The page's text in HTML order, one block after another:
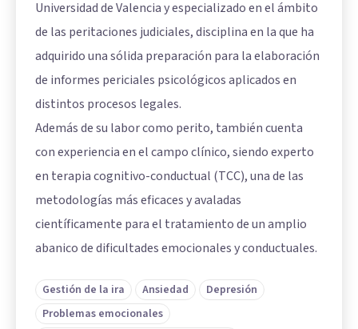
Universidad de Valencia y especializado en el ámbito
de las peritaciones judiciales, disciplina en la que ha
adquirido una sólida preparación para la elaboración
de informes periciales psicológicos aplicados en
distintos procesos legales.
Además de su labor como perito, también cuenta
con experiencia en el campo clínico, siendo experto
en terapia cognitivo-conductual (TCC), una de las
metodologías más eficaces y avaladas
científicamente para el tratamiento de un amplio
abanico de dificultades emocionales y conductuales.
Gestión de la ira Ansiedad
Depresión
Problemas emocionales